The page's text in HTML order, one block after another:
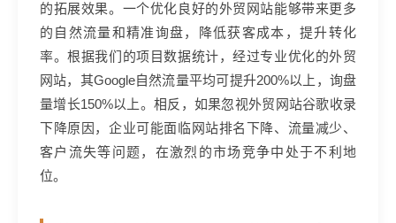
的拓展效果。一个优化良好的外贸网站能够带来更多
的自然流量和精准询盘，降低获客成本，提升转化
率。根据我们的项目数据统计，经过专业优化的外贸
网站，其Google自然流量平均可提升200%以上，询盘
量增长150%以上。相反，如果忽视外贸网站谷歌收录
下降原因，企业可能面临网站排名下降、流量减少、
客户流失等问题，在激烈的市场竞争中处于不利地
位。